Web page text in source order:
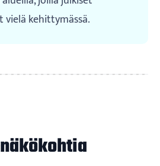
kehittymässä.